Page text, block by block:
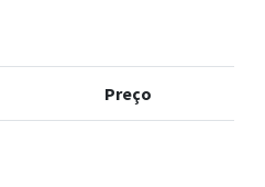
Preço